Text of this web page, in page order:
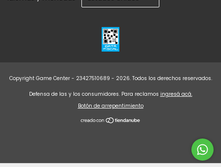
Copyright Game Center - 23427510689 - 2026. Todos los derechos reservados.
Defensa de las y los consumidores. Para reclamos ingresá acá.
Botón de arrepentimiento